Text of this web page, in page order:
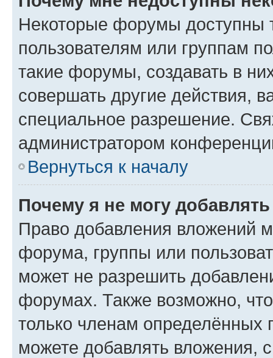
Некоторые форумы доступны
пользователям или группам
такие форумы, создавать в
совершать другие действия,
специальное разрешение.
администратором
Вернуться к началу
Почему я не могу
Право добавления вложений
форума, группы или
может не разрешить
форумах. Также возможно,
только членам определённых
можете добавлять вложения,